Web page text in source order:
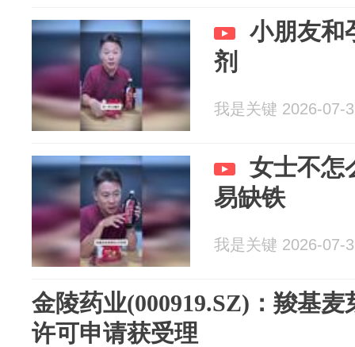
小朋友和
剂
我是关键 2026-07-
女士不怎
易缺铁
我是关键 2026-07-
金陵药业(000919.SZ)：羧基
许可申请获受理